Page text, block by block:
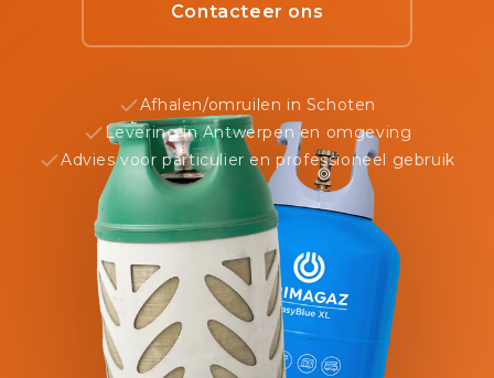
Contacteer ons
Afhalen/omruilen in Schoten
Levering in Antwerpen en omgeving
Advies voor particulier en professioneel gebruik